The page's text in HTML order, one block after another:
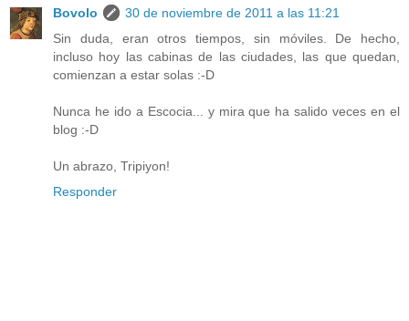
Bovolo
30 de noviembre de 2011 a las 11:21
Sin duda, eran otros tiempos, sin móviles. De hecho,
incluso hoy las cabinas de las ciudades, las que quedan,
comienzan a estar solas :-D
Nunca he ido a Escocia... y mira que ha salido veces en el
blog :-D
Un abrazo, Tripiyon!
Responder